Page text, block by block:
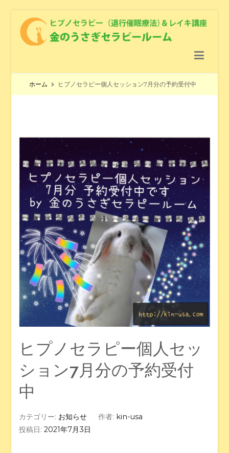
ヒプノセラピー（退行催眠療法） ＆レイキ講座 ＆ クリスタル
ホーム ヒプノセラピー個人セッション7月分の予約受付中
ヒプノセラピー個人セッ
ション7月分の予約受付
中
カテゴリー: お知らせ 作者: kin-usa
投稿日:2021年7月3日